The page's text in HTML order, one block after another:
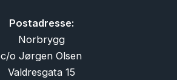
Postadresse:
Norbrygg
c/o Jørgen Olsen
Valdresgata 15